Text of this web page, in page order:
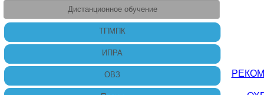
Дистанционное обучение
ТПМПК
ИПРА
ОВЗ